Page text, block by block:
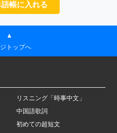
帳に入れる
▲
トップへ
リスニング「時事中文」
中国語歌詞
初めての超短文